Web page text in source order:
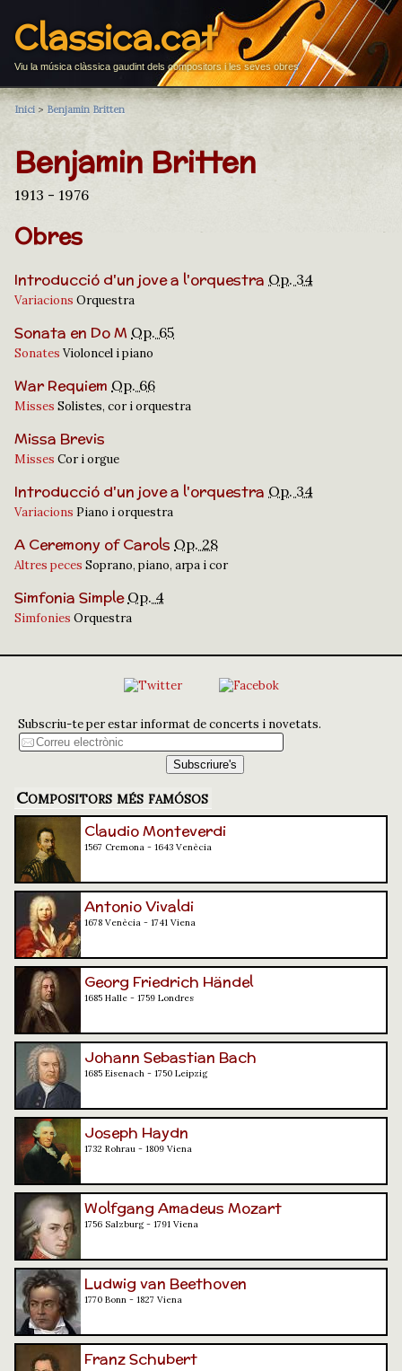
Classica.cat
Viu la música clàssica gaudint dels compositors i les seves obres
Inici > Benjamin Britten
Benjamin Britten
1913 - 1976
Obres
Introducció d'un jove a l'orquestra Op. 34
Variacions Orquestra
Sonata en Do M Op. 65
Sonates Violoncel i piano
War Requiem Op. 66
Misses Solistes, cor i orquestra
Missa Brevis
Misses Cor i orgue
Introducció d'un jove a l'orquestra Op. 34
Variacions Piano i orquestra
A Ceremony of Carols Op. 28
Altres peces Soprano, piano, arpa i cor
Simfonia Simple Op. 4
Simfonies Orquestra
Subscriu-te per estar informat de concerts i novetats.
Compositors més famósos
Claudio Monteverdi
1567 Cremona - 1643 Venècia
Antonio Vivaldi
1678 Venècia - 1741 Viena
Georg Friedrich Händel
1685 Halle - 1759 Londres
Johann Sebastian Bach
1685 Eisenach - 1750 Leipzig
Joseph Haydn
1732 Rohrau - 1809 Viena
Wolfgang Amadeus Mozart
1756 Salzburg - 1791 Viena
Ludwig van Beethoven
1770 Bonn - 1827 Viena
Franz Schubert